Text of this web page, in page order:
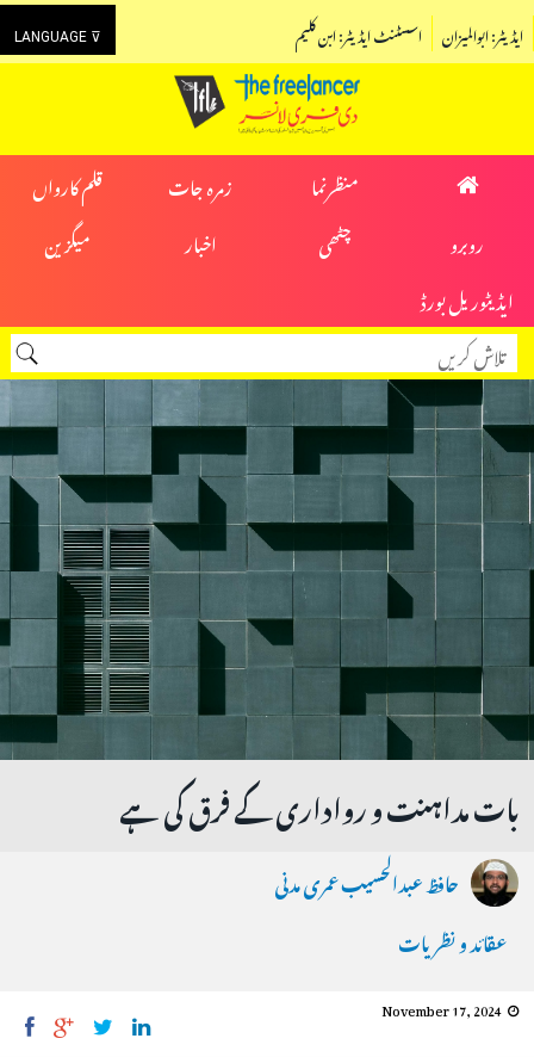
LANGUAGE ⊽ اسسٹنٹ ایڈیٹر: ابن کلیم ایڈیٹر: ابوالمیزان
منظرنما زمرہ جات
قلم کارواں
روبرو
چٹھی اخبار
میگزین
ایڈیٹوریل بورڈ
بات مداہنت و رواداری کے فرق کی ہے
حافظ عبدالحسیب عمری مدنی
عقائد و نظریات
November 17, 2024